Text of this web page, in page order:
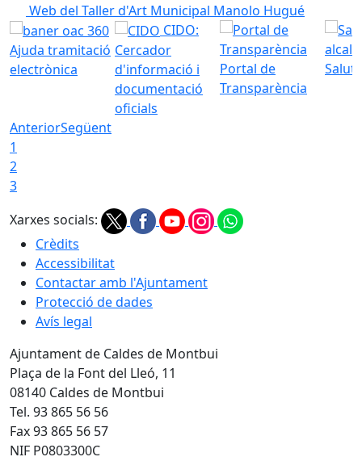
Web del Taller d'Art Municipal Manolo Hugué
Ajuda tramitació
electrònica
CIDO:
Cercador
d'informació i
documentació
oficials
Portal de
Transparència
AnteriorSegüent
1
2
3
Xarxes socials:
Crèdits
Accessibilitat
Contactar amb l'Ajuntament
Protecció de dades
Avís legal
Ajuntament de Caldes de Montbui
Plaça de la Font del Lleó, 11
08140 Caldes de Montbui
Tel. 93 865 56 56
Fax 93 865 56 57
NIF P0803300C